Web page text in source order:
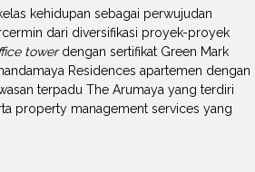
kehidupan sebagai perwujudan
dari diversifikasi proyek-proyek
towerdengan sertifikat Green Mark
Residences apartemen dengan
terpadu The Arumaya yang terdiri
property management services yang